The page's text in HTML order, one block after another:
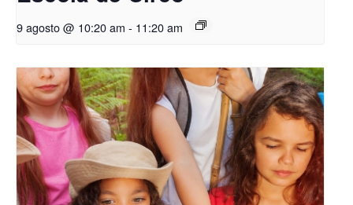
9 agosto @ 10:20 am - 11:20 am